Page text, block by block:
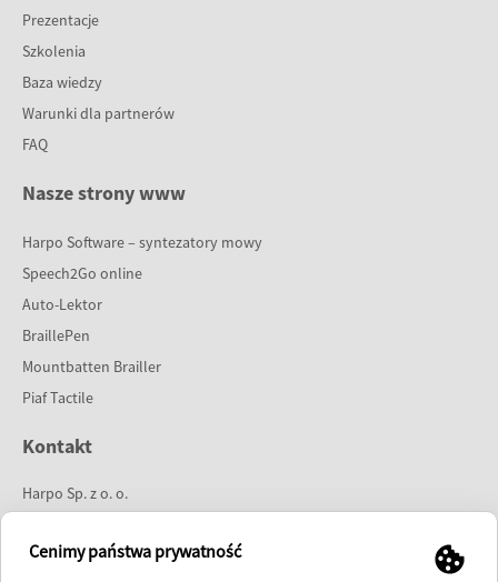
Prezentacje
Szkolenia
Baza wiedzy
Warunki dla partnerów
FAQ
Nasze strony www
Harpo Software – syntezatory mowy
Speech2Go online
Auto-Lektor
BraillePen
Mountbatten Brailler
Piaf Tactile
Kontakt
Harpo Sp. z o. o.
61-737 Poznań
Cenimy państwa prywatność